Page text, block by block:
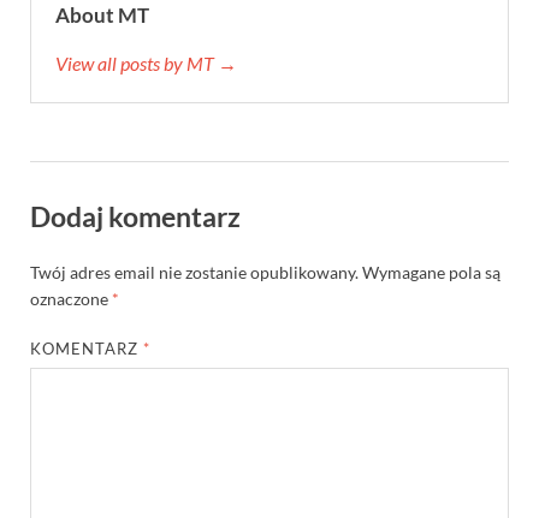
About MT
View all posts by MT →
Dodaj komentarz
Twój adres email nie zostanie opublikowany.Wymagane pola są
oznaczone *
KOMENTARZ *